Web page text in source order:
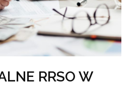
RRSO W